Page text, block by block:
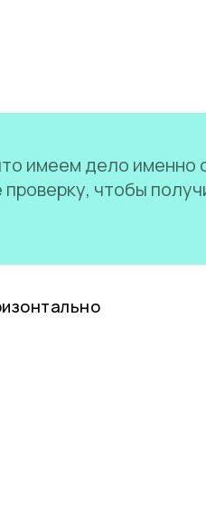
имеем дело именно
чтобы